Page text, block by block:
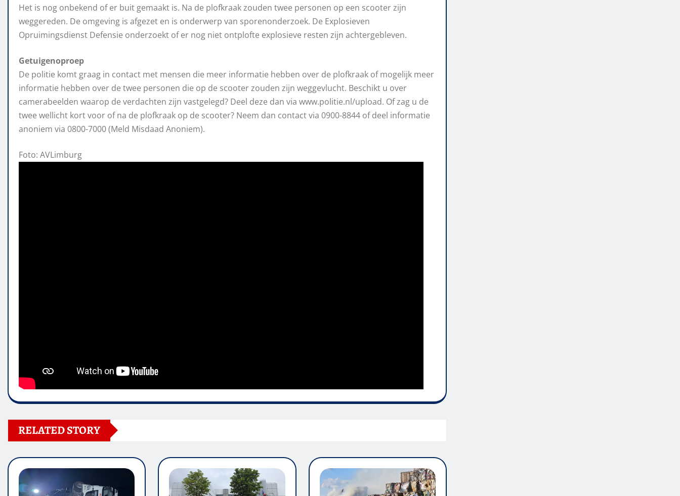
Het is nog onbekend of er buit gemaakt is. Na de plofkraak zouden twee personen op een scooter zijn
weggereden. De omgeving is afgezet en is onderwerp van sporenonderzoek. De Explosieven
Opruimingsdienst Defensie onderzoekt of er nog niet ontplofte explosieve resten zijn achtergebleven.
Getuigenoproep
De politie komt graag in contact met mensen die meer informatie hebben over de plofkraak of mogelijk meer
informatie hebben over de twee personen die op de scooter zouden zijn weggevlucht. Beschikt u over
camerabeelden waarop de verdachten zijn vastgelegd? Deel deze dan via www.politie.nl/upload. Of zag u de
twee wellicht kort voor of na de plofkraak op de scooter? Neem dan contact via 0900-8844 of deel informatie
anoniem via 0800-7000 (Meld Misdaad Anoniem).
Foto: AVLimburg
RELATED STORY